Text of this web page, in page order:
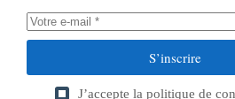
S’inscrire
J’accepte la politique de